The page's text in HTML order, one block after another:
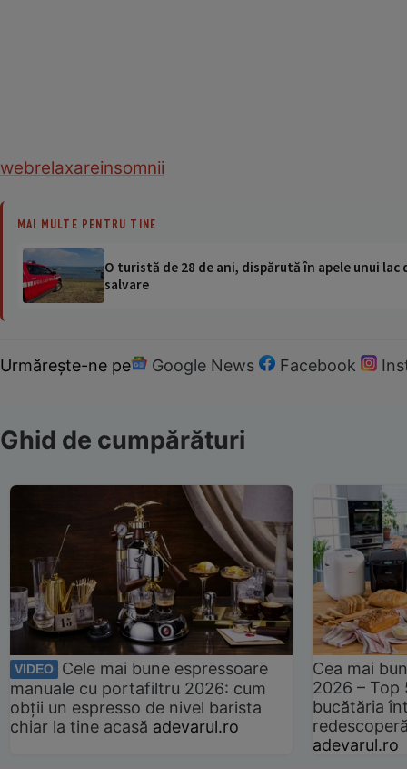
webrelaxareinsomnii
MAI MULTE PENTRU TINE
O turistă de 28 de ani, dispărută în apele unui
salvare
Urmărește-ne pe Google News Facebook
Ghid de cumpărături
VIDEO
Cele mai bune espressoare
manuale cu portafiltru 2026: cum
obții un espresso de nivel barista
chiar la tine acasă adevarul.ro
Cea mai
2026 –
bucătăria
adevarul.ro